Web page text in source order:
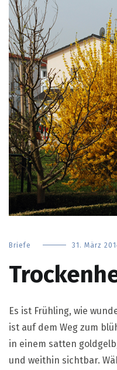
Briefe 31. März
Es ist Frühling, wie
ist auf dem Weg zum
in einem satten
und weithin sichtbar.